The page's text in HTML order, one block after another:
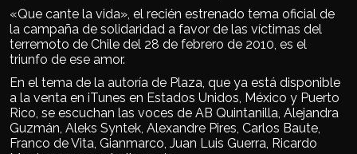
«Que cante la vida», el recién estrenado tema oficial de
la campaña de solidaridad a favor de las víctimas del
terremoto de Chile del 28 de febrero de 2010, es el
triunfo de ese amor.
En el tema de la autoría de Plaza, que ya está disponible
a la venta en iTunes en Estados Unidos, México y Puerto
Rico, se escuchan las voces de AB Quintanilla, Alejandra
Guzmán, Aleks Syntek, Alexandre Pires, Carlos Baute,
Franco de Vita, Gianmarco, Juan Luis Guerra, Ricardo